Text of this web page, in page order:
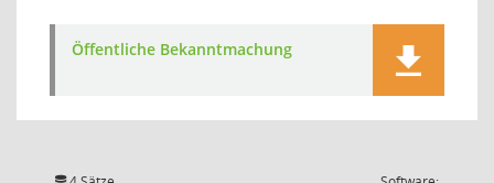
Öffentliche Bekanntmachung